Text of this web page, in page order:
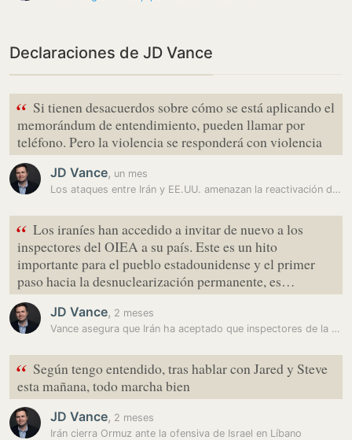
Declaraciones de JD Vance
“ Si tienen desacuerdos sobre cómo se está aplicando el
memorándum de entendimiento, pueden llamar por
teléfono. Pero la violencia se responderá con violencia
JD Vance, un mes
Los ataques entre Irán y EE.UU. amenazan la reactivación de Ormuz
“ Los iraníes han accedido a invitar de nuevo a los
inspectores del OIEA a su país. Este es un hito
importante para el pueblo estadounidense y el primer
paso hacia la desnuclearización permanente, es…
JD Vance, 2 meses
Vance asegura que Irán ha aceptado que inspectores de la OIEA entren…
“ Según tengo entendido, tras hablar con Jared y Steve
esta mañana, todo marcha bien
JD Vance, 2 meses
Irán cierra Ormuz ante la ofensiva de Israel en Líbano